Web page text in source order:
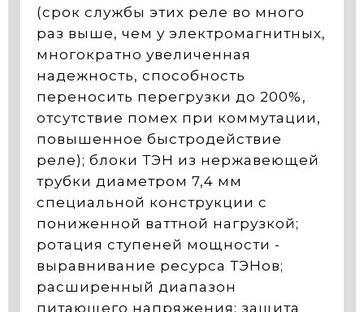
(срок службы этих реле во много
раз выше, чем у электромагнитных,
многократно увеличенная
надежность, способность
переносить перегрузки до 200%,
отсутствие помех при коммутации,
повышенное быстродействие
реле); блоки ТЭН из нержавеющей
трубки диаметром 7,4 мм
специальной конструкции с
пониженной ваттной нагрузкой;
ротация ступеней мощности -
выравнивание ресурса ТЭНов;
расширенный диапазон
питающего напряжения; защита